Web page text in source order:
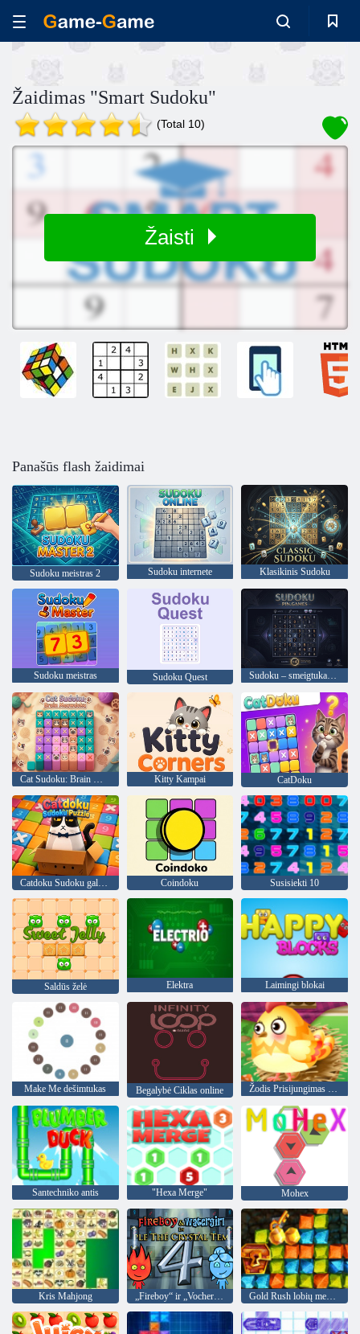
Žaidimas "Smart Sudoku"
(Total 10)
Žaisti
Panašūs flash žaidimai
Sudoku meistras 2 Sudoku internete Klasikinis Sudoku
Sudoku meistras Sudoku Quest Sudoku – smeigtukas. Žaidimai
Cat Sudoku: Brain Meowdoku Kitty Kampai CatDoku
Catdoku Sudoku galvosūkis Coindoku Susisiekti 10
Saldūs želė Elektra Laimingi blokai
Make Me dešimtukas Begalybė Ciklas online Žodis Prisijungimas online
Santechniko antis "Hexa Merge" Mohex
Kris Mahjong „Fireboy“ ir „Vochergirl 4“: „Crystal Temple“ Gold Rush lobių medžioklė